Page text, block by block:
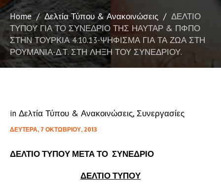
Home / Δελτία Τύπου & Ανακοινώσεις / ΔΕΛΤΙΟ
ΤΥΠΟΥ ΓΙΑ ΤΟ ΣΥΝΕ ΔΡΙΟ ΤΗΣ ΗΑΥΤΑΡ & ΠΦΠΟ
ΣΤΗΝ ΤΟΥ ΡΚΙΑ 4.10.13-ΨΗΦΙΣΜΑ ΓΙΑ ΤΑ ΖΩΑ ΣΤΗ
ΡΟΥΜΑΝΙΑ-Δ.Τ. ΣΤΗ ΛΗΞΗ ΤΟΥ ΣΥΝΕΔΡΙΟΥ.
in Δελτία Τύπου & Ανακοινώσεις, Συνεργασίες
ΔΕΥΤΈΡΑ, 7 ΟΚΤΩΒΡΊΟΥ, 2013
ΔΕΛΤΙΟ ΤΥΠΟΥ ΜΕΤΑ ΤΟ ΣΥΝΕΔΡΙΟ
ΔΕΛΤΙΟ ΤΥΠΟΥ